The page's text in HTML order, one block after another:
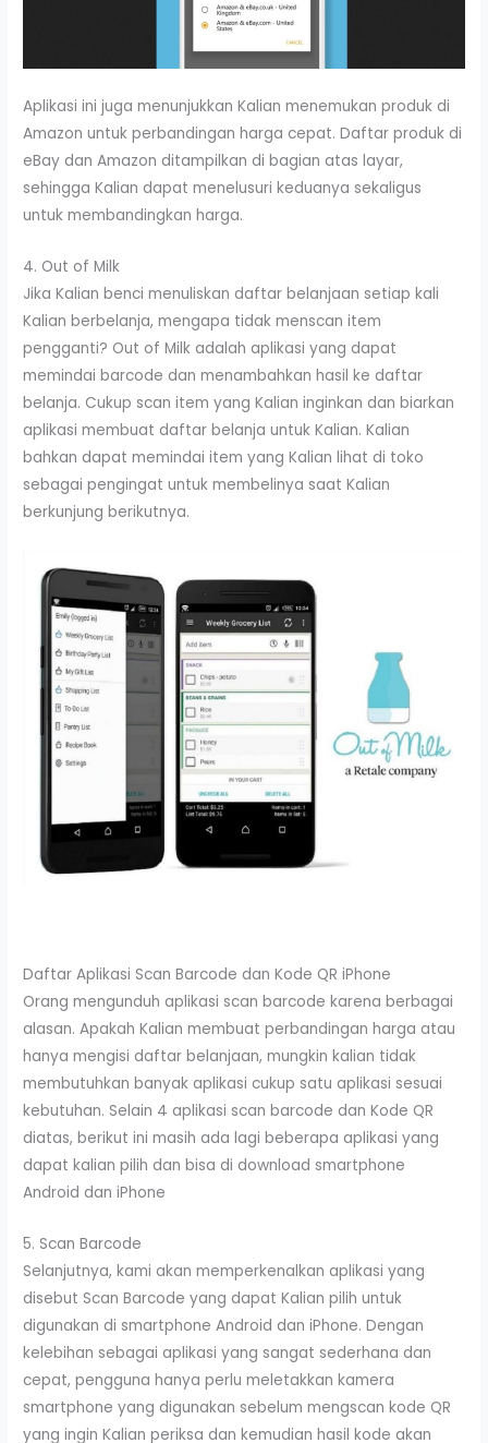
Aplikasi ini juga menunjukkan Kalian menemukan produk di
Amazon untuk perbandingan harga cepat. Daftar produk di
eBay dan Amazon ditampilkan di bagian atas layar,
sehingga Kalian dapat menelusuri keduanya sekaligus
untuk membandingkan harga.
4. Out of Milk
Jika Kalian benci menuliskan daftar belanjaan setiap kali
Kalian berbelanja, mengapa tidak menscan item
pengganti? Out of Milk adalah aplikasi yang dapat
memindai barcode dan menambahkan hasil ke daftar
belanja. Cukup scan item yang Kalian inginkan dan biarkan
aplikasi membuat daftar belanja untuk Kalian. Kalian
bahkan dapat memindai item yang Kalian lihat di toko
sebagai pengingat untuk membelinya saat Kalian
berkunjung berikutnya.
Daftar Aplikasi Scan Barcode dan Kode QR iPhone
Orang mengunduh aplikasi scan barcode karena berbagai
alasan. Apakah Kalian membuat perbandingan harga atau
hanya mengisi daftar belanjaan, mungkin kalian tidak
membutuhkan banyak aplikasi cukup satu aplikasi sesuai
kebutuhan. Selain 4 aplikasi scan barcode dan Kode QR
diatas, berikut ini masih ada lagi beberapa aplikasi yang
dapat kalian pilih dan bisa di download smartphone
Android dan iPhone
5. Scan Barcode
Selanjutnya, kami akan memperkenalkan aplikasi yang
disebut Scan Barcode yang dapat Kalian pilih untuk
digunakan di smartphone Android dan iPhone. Dengan
kelebihan sebagai aplikasi yang sangat sederhana dan
cepat, pengguna hanya perlu meletakkan kamera
smartphone yang digunakan sebelum mengscan kode QR
yang ingin Kalian periksa dan kemudian hasil kode akan